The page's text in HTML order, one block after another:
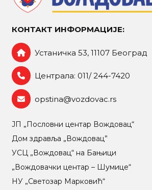
КОНТАКТ ИНФОРМАЦИЈЕ:
Устаничка 53, 11107 Београд
Централа: 011/ 244-7420
opstina@vozdovac.rs
ЈП „Пословни центар Вождовац“
Дом здравља „Вождовац”
УСЦ „Вождовац“ на Бањици
„Вождовачки центар – Шумице“
НУ „Светозар Марковић“